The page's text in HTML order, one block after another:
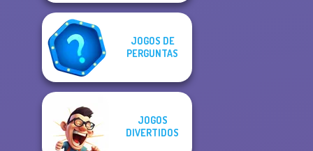
JOGOS DE
PERGUNTAS
JOGOS
DIVERTIDOS